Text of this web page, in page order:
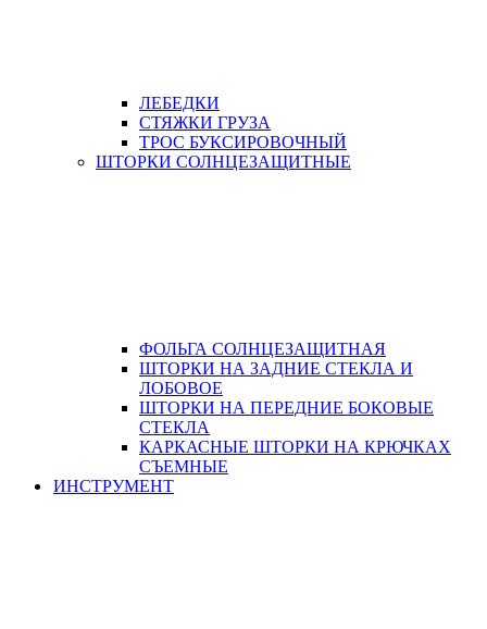
ЛЕБЕДКИ
СТЯЖКИ ГРУЗА
ТРОС БУКСИРОВОЧНЫЙ
ШТОРКИ СОЛНЦЕЗАЩИТНЫЕ
ФОЛЬГА СОЛНЦЕЗАЩИТНАЯ
ШТОРКИ НА ЗАДНИЕ СТЕКЛА И
ЛОБОВОЕ
ШТОРКИ НА ПЕРЕДНИЕ БОКОВЫЕ
СТЕКЛА
КАРКАСНЫЕ ШТОРКИ НА КРЮЧКАХ
СЪЕМНЫЕ
ИНСТРУМЕНТ